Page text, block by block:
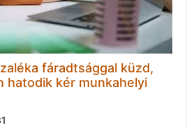
fáradtsággal küzd,
hatodik kér munkahelyi